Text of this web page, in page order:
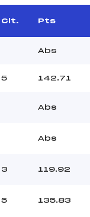
Clt. Pts
Abs
5 142.71
Abs
Abs
3 119.92
5 135.83